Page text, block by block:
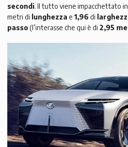
secondi. Il tutto viene impacchettato
metri di lunghezza e 1,96 di
passo(l’interasse che qui è di 2,95